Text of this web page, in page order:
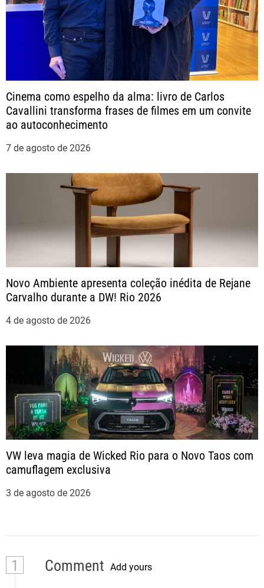
a
o
d
e
s
t
Cinema como espelho da alma: livro de Carlos
Cavallini transforma frases de filmes em um convite
ao autoconhecimento
7 de agosto de 2026
Novo Ambiente apresenta coleção inédita de Rejane
Carvalho durante a DW! Rio 2026
4 de agosto de 2026
VW leva magia de Wicked Rio para o Novo Taos com
camuflagem exclusiva
3 de agosto de 2026
1 Comment Add yours